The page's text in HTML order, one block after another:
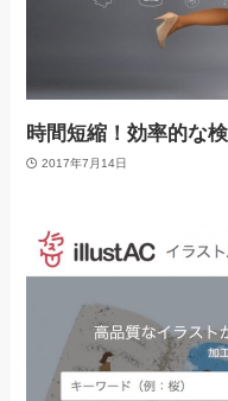
時間短縮！効率的な
2017年7月14日